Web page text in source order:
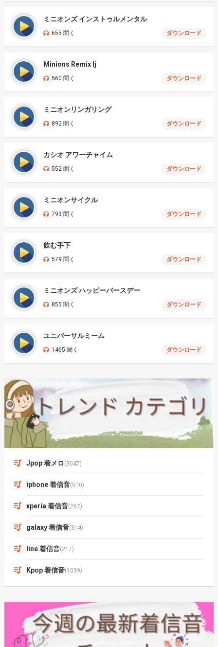
ミニオンズ インストゥルメンタル
655 聞く ダウンロード
Minions Remix Ij
560 聞く ダウンロード
ミニオンリンガリング
892 聞く ダウンロード
カシオ アワーチャイム
552 聞く ダウンロード
ミニオンサイクル
793 聞く ダウンロード
飲む手下
579 聞く ダウンロード
ミニオンズ ハッピーバースデー
855 聞く ダウンロード
ユニバーサルミーム
1465 聞く ダウンロード
Jpop 着メロ (3047)
iphone 着信音(510)
xperia 着信音(267)
galaxy 着信音(314)
line 着信音(217)
Kpop 着信音(1039)